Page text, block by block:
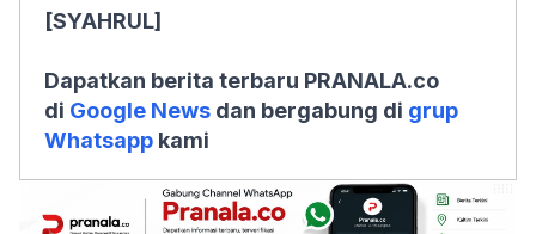
[SYAHRUL]
Dapatkan berita terbaru PRANALA.co
di Google News dan bergabung di grup
Whatsapp kami